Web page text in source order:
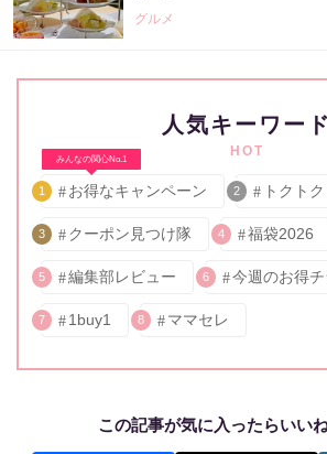
グルメ
人気キーワード
HOT
みんなの関心No.1
1 お得なキャンペーン 2 トクト
3 クーポン見つけ隊 4 福袋2026
5 編集部レビュー 6 今週のお得
7 1buy1 8 ママセレ
この記事が気に入ったらいい